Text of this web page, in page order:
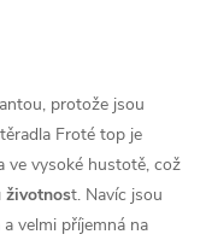
protože jsou
Froté top je
ve vysoké hustotě, což
životnost. Navíc jsou
a velmi příjemná na